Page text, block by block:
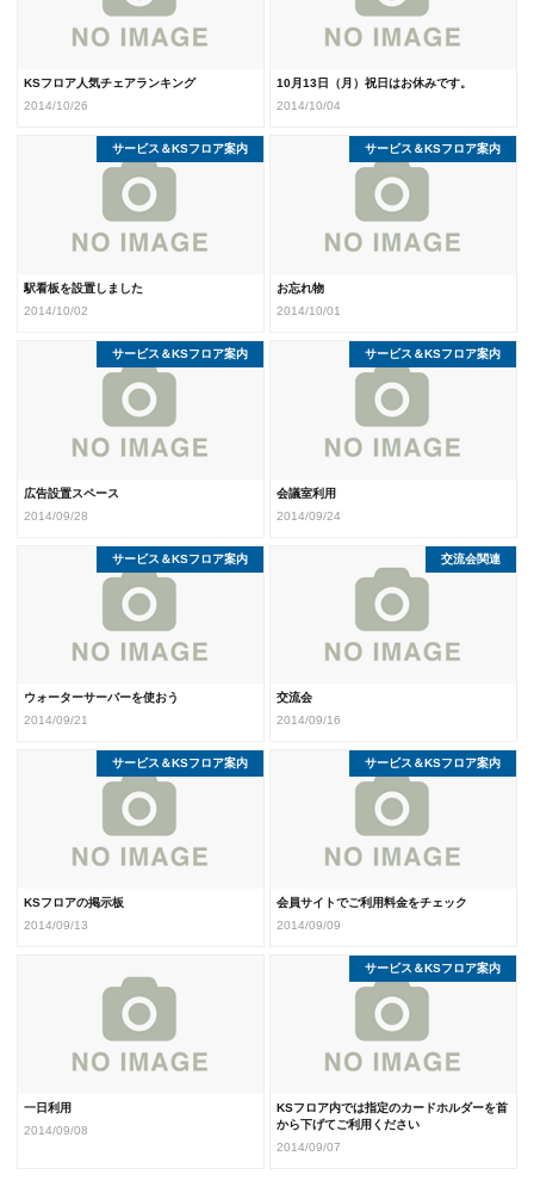
KSフロア人気チェアランキング
2014/10/26
10月13日（月）祝日はお休みです。
2014/10/04
駅看板を設置しました
2014/10/02
サービス＆KSフロア案内
お忘れ物
2014/10/01
サービス＆KSフロア案内
広告設置スペース
2014/09/28
サービス＆KSフロア案内
会議室利用
2014/09/24
サービス＆KSフロア案内
ウォーターサーバーを使おう
2014/09/21
サービス＆KSフロア案内
交流会
2014/09/16
交流会関連
KSフロアの掲示板
2014/09/13
サービス＆KSフロア案内
会員サイトでご利用料金をチェック
2014/09/09
サービス＆KSフロア案内
一日利用
2014/09/08
KSフロア内では指定のカードホルダーを首
から下げてご利用ください
2014/09/07
サービス＆KSフロア案内